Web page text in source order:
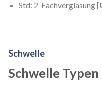
Std: 2-Fachverglasung
Schwelle
Schwelle Typen